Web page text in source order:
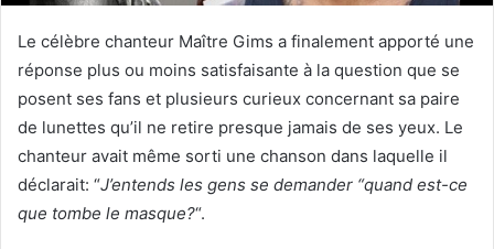
Le célèbre chanteur Maître Gims a finalement apporté une
réponse plus ou moins satisfaisante à la question que se
posent ses fans et plusieurs curieux concernant sa paire
de lunettes qu’il ne retire presque jamais de ses yeux. Le
chanteur avait même sorti une chanson dans laquelle il
déclarait: “J’entends les gens se demander “quand est-ce
que tombe le masque?“.